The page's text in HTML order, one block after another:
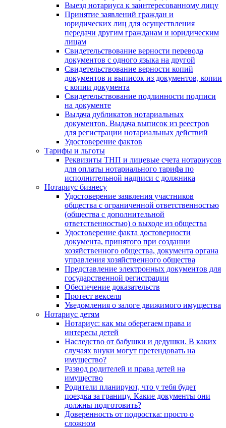
Выезд нотариуса к заинтересованному лицу
Принятие заявлений граждан и
юридических лиц для осуществления
передачи другим гражданам и юридическим
лицам
Свидетельствование верности перевода
документов с одного языка на другой
Свидетельствование верности копий
документов и выписок из документов, копии
с копии документа
Свидетельствование подлинности подписи
на документе
Выдача дубликатов нотариальных
документов. Выдача выписок из реестров
для регистрации нотариальных действий
Удостоверение фактов
Тарифы и льготы
Реквизиты ТНП и лицевые счета нотариусов
для оплаты нотариального тарифа по
исполнительной надписи с должника
Нотариус бизнесу
Удостоверение заявления участников
общества с ограниченной ответственностью
(общества с дополнительной
ответственностью) о выходе из общества
Удостоверение факта достоверности
документа, принятого при создании
хозяйственного общества, документа органа
управления хозяйственного общества
Представление электронных документов для
государственной регистрации
Обеспечение доказательств
Протест векселя
Уведомления о залоге движимого имущества
Нотариус детям
Нотариус: как мы оберегаем права и
интересы детей
Наследство от бабушки и дедушки. В каких
случаях внуки могут претендовать на
имущество?
Развод родителей и права детей на
имущество
Родители планируют, что у тебя будет
поездка за границу. Какие документы они
должны подготовить?
Доверенность от подростка: просто о
сложном